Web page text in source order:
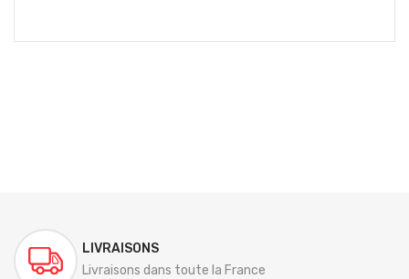
LIVRAISONS
Livraisons dans toute la France